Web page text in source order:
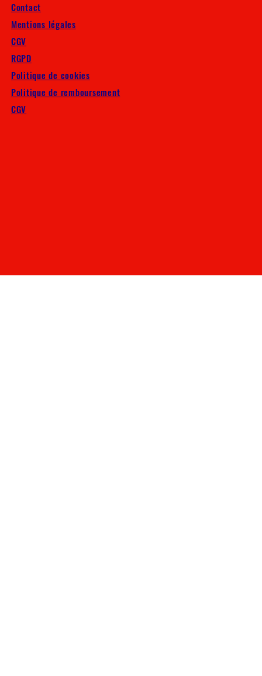
Contact
Mentions légales
CGV
CGV
RGPD
Politique de cookies
Politique de remboursement